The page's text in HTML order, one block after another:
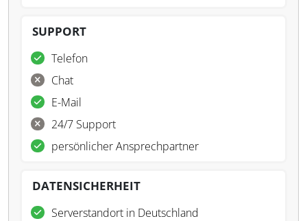
SUPPORT
Telefon
Chat
E-Mail
24/7 Support
persönlicher Ansprechpartner
DATENSICHERHEIT
Serverstandort in Deutschland